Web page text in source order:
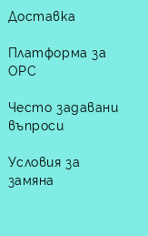
Доставка
Платформа за
ОРС
Често задавани
въпроси
Условия за
замяна